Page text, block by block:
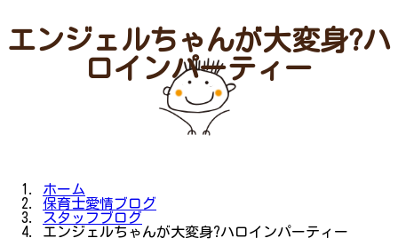
エンジェルちゃんが大変身?ハ
ロインパーティー
ホーム
保育士愛情ブログ
スタッフブログ
エンジェルちゃんが大変身?ハロインパーティー